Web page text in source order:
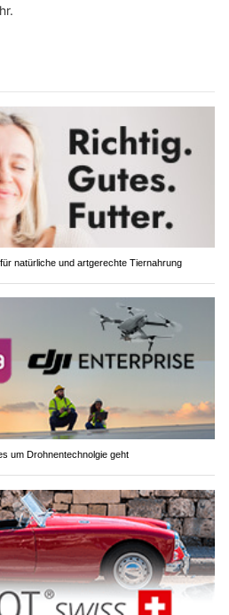
natürliche und artgerechte Tiernahrung
um Drohnentechnolgie geht